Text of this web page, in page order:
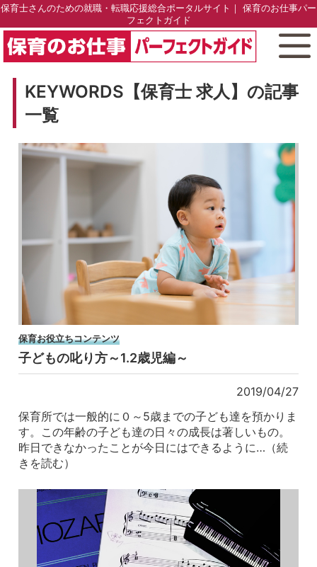
保育士さんのための就職・転職応援総合ポータルサイト｜ 保育のお仕事パー
フェクトガイド
KEYWORDS【保育士 求人】の記事
一覧
保育お役立ちコンテンツ
子どもの叱り方～1.2歳児編～
2019/04/27
保育所では一般的に０～5歳までの子ども達を預かりま
す。この年齢の子ども達の日々の成長は著しいもの。
昨日できなかったことが今日にはできるように…（続
きを読む）